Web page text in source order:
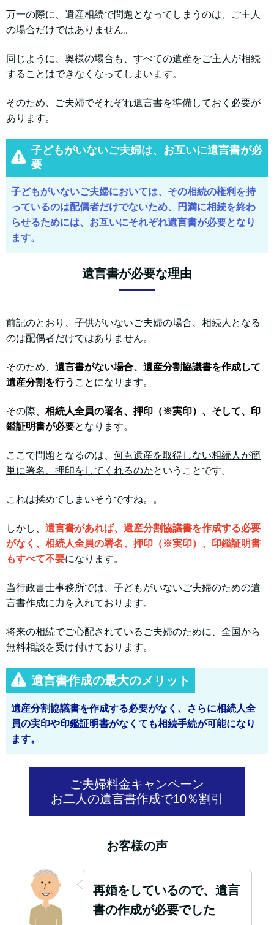
万一の際に、遺産相続で問題となってしまうのは、ご主人
の場合だけではありません。
同じように、奥様の場合も、すべての遺産をご主人が相続
することはできなくなってしまいます。
そのため、ご夫婦でそれぞれ遺言書を準備しておく必要が
あります。
子どもがいないご夫婦は、お互いに遺言書が必
要
子どもがいないご夫婦においては、その相続の権利を持
っているのは配偶者だけでないため、円満に相続を終わ
らせるためには、お互いにそれぞれ遺言書が必要となり
ます。
遺言書が必要な理由
前記のとおり、子供がいないご夫婦の場合、相続人となる
のは配偶者だけではありません。
そのため、 遺言書がない場合、遺産分割協議書を作成して
遺産分割を行う ことになります。
その際、 相続人全員の署名、押印（※実印）、そして、印
鑑証明書が必要となります。
ここで問題となるのは、 何も遺産を取得しない相続人が簡
単に署名、押印をしてくれるのかということです。
これは揉めてしまいそうですね。。
しかし、 遺言書があれば、遺産分割協議書を作成する必要
がなく、相続人全員の署名、押印（※実印）、印鑑証明書
もすべて不要になります。
当行政書士事務所では、子どもがいないご夫婦のための遺
言書作成に力を入れております。
将来の相続でご心配されているご夫婦のために、全国から
無料相談を受け付けております。
遺言書作成の最大のメリット
遺産分割協議書を作成する必要がなく、さらに相続人全
員の実印や印鑑証明書がなくても相続手続が可能になり
ます。
ご夫婦料金キャンペーン
お二人の遺言書作成で10％割引
お客様の声
再婚をしているので、遺言
書の作成が必要でした